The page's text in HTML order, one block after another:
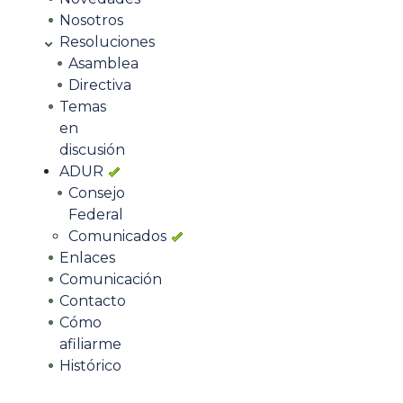
Nosotros
Resoluciones
Asamblea
Directiva
Temas
en
discusión
ADUR
Consejo
Federal
Comunicados
Enlaces
Comunicación
Contacto
Cómo
afiliarme
Histórico